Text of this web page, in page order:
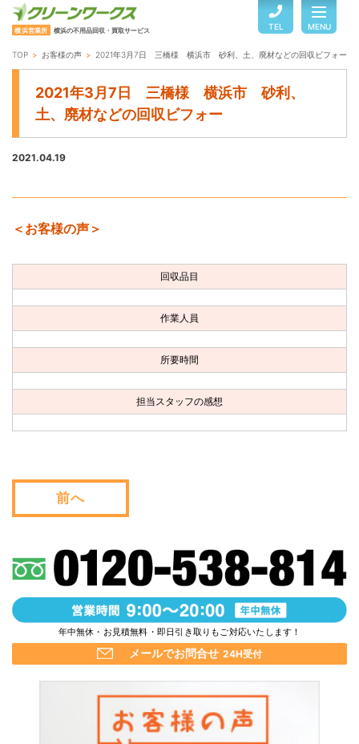
横浜営業所 横浜の不用品回収・買取サービス TEL MENU
TOP
よくある質問
お客様の声
お問い合わせ
会社概要
TOP お客様の声 2021年3月7日 三橋様 横浜市 砂利、土、廃材などの回収ビフォー
2021年3月7日 三橋様 横浜市 砂利、
土、廃材などの回収ビフォー
2021.04.19
＜お客様の声＞
回収品目
作業人員
所要時間
担当スタッフの感想
前へ
年中無休・お見積無料・即日引き取りもご対応いたします！
メールでお問合せ 24H受付